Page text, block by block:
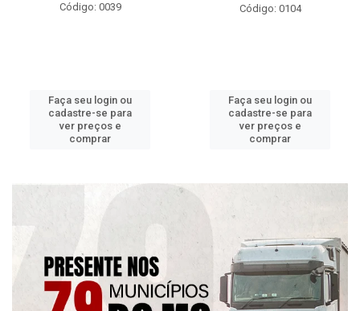
Código: 0039
Faça seu login ou
cadastre-se para
ver preços e
comprar
Código: 0104
Faça seu login ou
cadastre-se para
ver preços e
comprar